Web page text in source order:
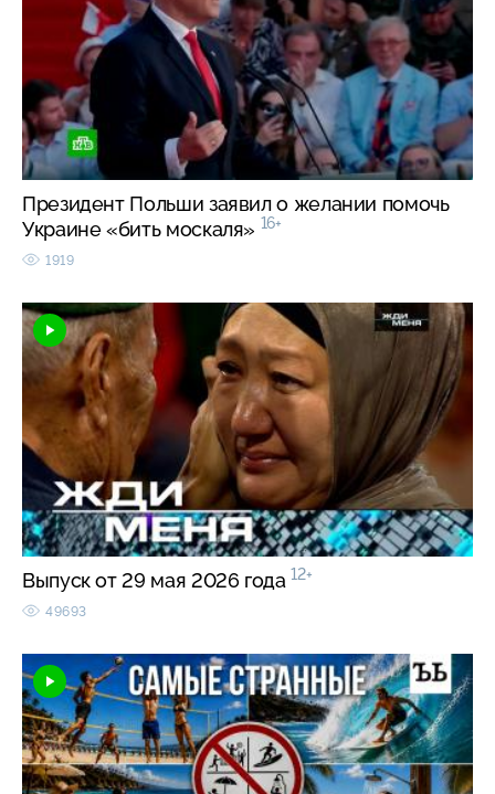
Президент Польши заявил о желании помочь
Украине «бить москаля» 16+
1919
Выпуск от 29 мая 2026 года 12+
49693